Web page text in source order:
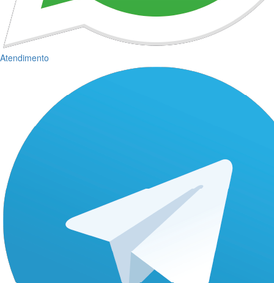
Atendimento